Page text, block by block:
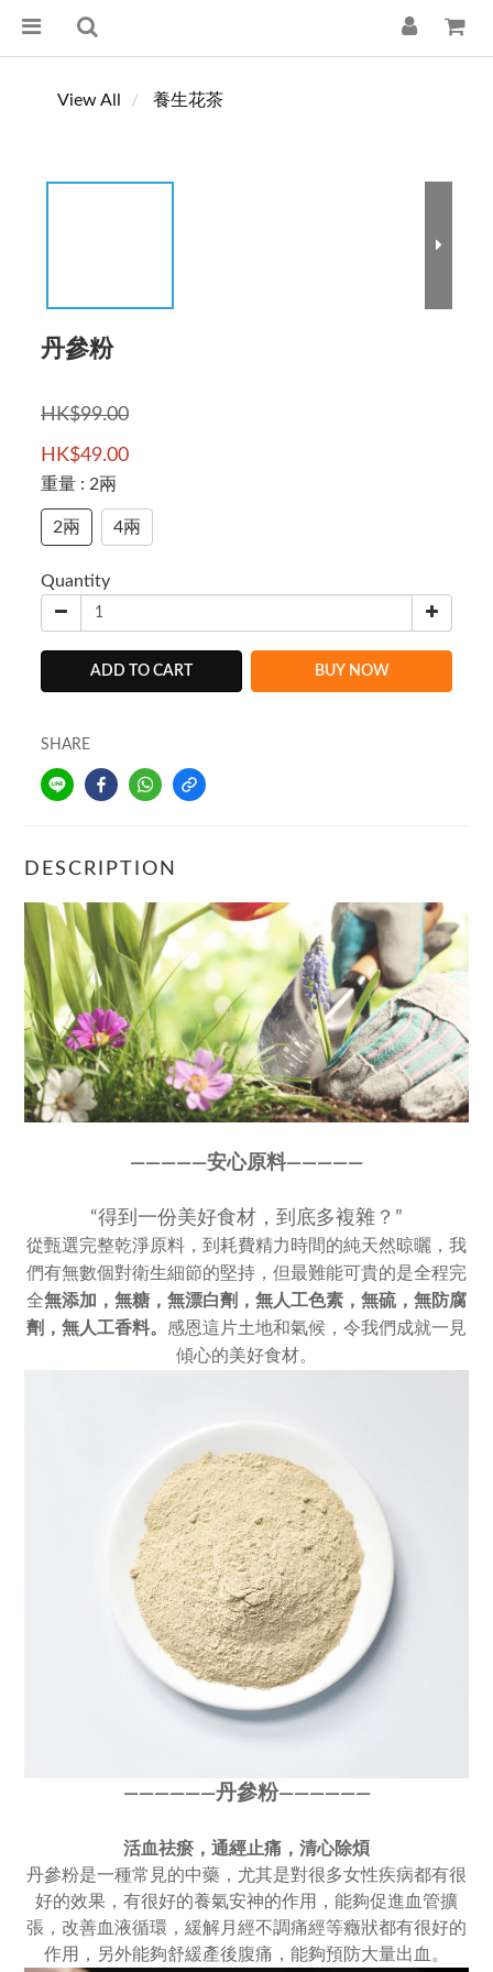
View All 養生花茶
丹參粉
HK$99.00
HK$49.00
重量 : 2兩
2兩 4兩
Quantity
ADD TO CART BUY NOW
SHARE
DESCRIPTION
—————安心原料—————
“得到一份美好食材，到底多複雜？”
從甄選完整乾淨原料，到耗費精力時間的純天然晾曬，我
們有無數個對衛生細節的堅持，但最難能可貴的是全程完
全無添加， 無糖，無漂白劑，無人工色素， 無硫，無防腐
劑，無人工香料。 感恩這片土地和氣候，令我們成就一見
傾心的美好食材。
——————丹參粉——————
活血祛瘀，通經止痛，清心除煩
丹參粉是一種常見的中藥，尤其是對很多女性疾病都有很
好的效果，有很好的養氣安神的作用，能夠促進血管擴
張，改善血液循環，緩解月經不調痛經等癥狀都有很好的
作用，另外能夠舒緩產後腹痛，能夠預防大量出血。